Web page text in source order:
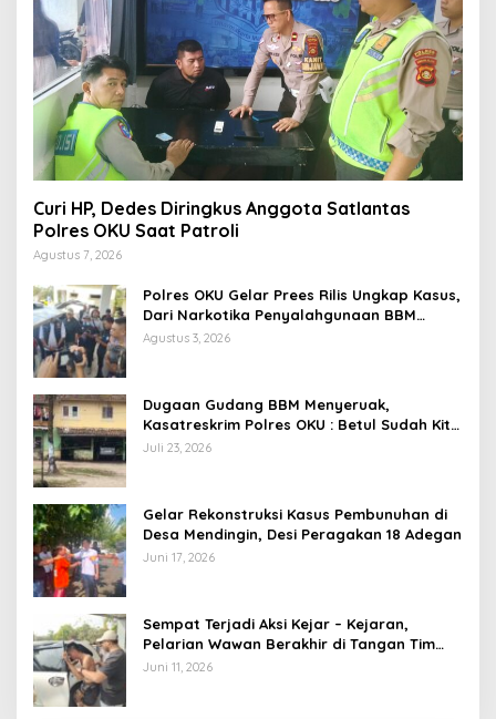
Curi HP, Dedes Diringkus Anggota Satlantas
Polres OKU Saat Patroli
Agustus 7, 2026
Polres OKU Gelar Prees Rilis Ungkap Kasus,
Dari Narkotika Penyalahgunaan BBM
Hingga Kasus Korupsi
Agustus 3, 2026
Dugaan Gudang BBM Menyeruak,
Kasatreskrim Polres OKU : Betul Sudah Kita
Pasang Police Line
Juli 23, 2026
Gelar Rekonstruksi Kasus Pembunuhan di
Desa Mendingin, Desi Peragakan 18 Adegan
Juni 17, 2026
Sempat Terjadi Aksi Kejar – Kejaran,
Pelarian Wawan Berakhir di Tangan Tim
Opsnal Polsek Lubuk Batang, Kaki
Juni 11, 2026